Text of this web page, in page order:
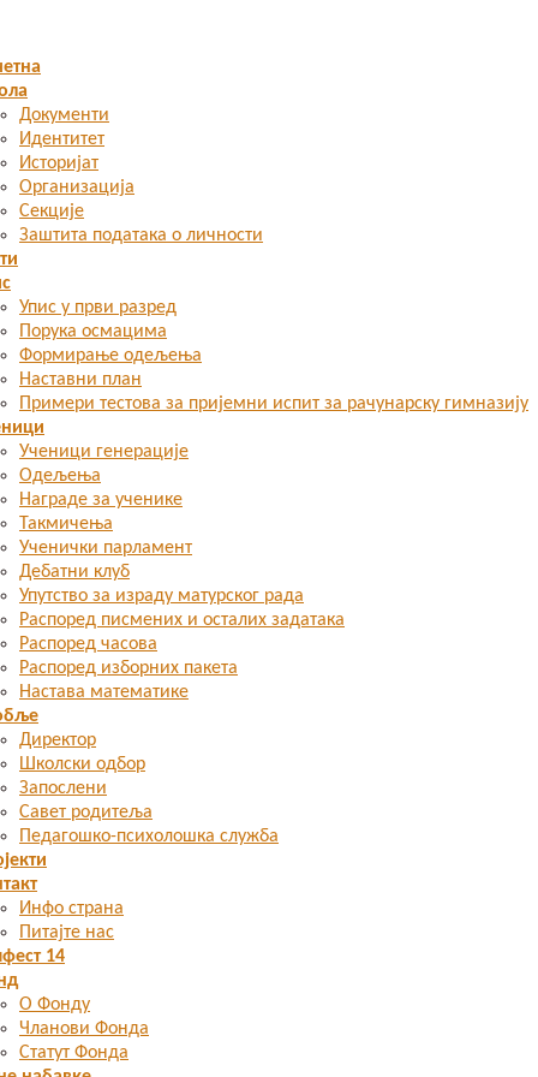
Документи
Идентитет
Историјат
Организација
Секције
Заштита података о личности
Упис у први разред
Порука осмацима
Формирање одељења
Наставни план
Примери тестова за пријемни испит за рачунарску гимназију
Ученици генерације
Одељења
Награде за ученике
Такмичења
Ученички парламент
Дебатни клуб
Упутство за израду матурског рада
Распоред писмених и осталих задатака
Распоред часова
Распоред изборних пакета
Настава математике
Директор
Школски одбор
Запослени
Савет родитеља
Педагошко-психолошка служба
Инфо страна
Питајте нас
14
О Фонду
Чланови Фонда
Статут Фонда